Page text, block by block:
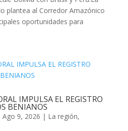
plantea al Corredor Amazónico
oportunidades para
IMPULSA EL REGISTRO
BENIANOS
Ago 9, 2026 | La región,